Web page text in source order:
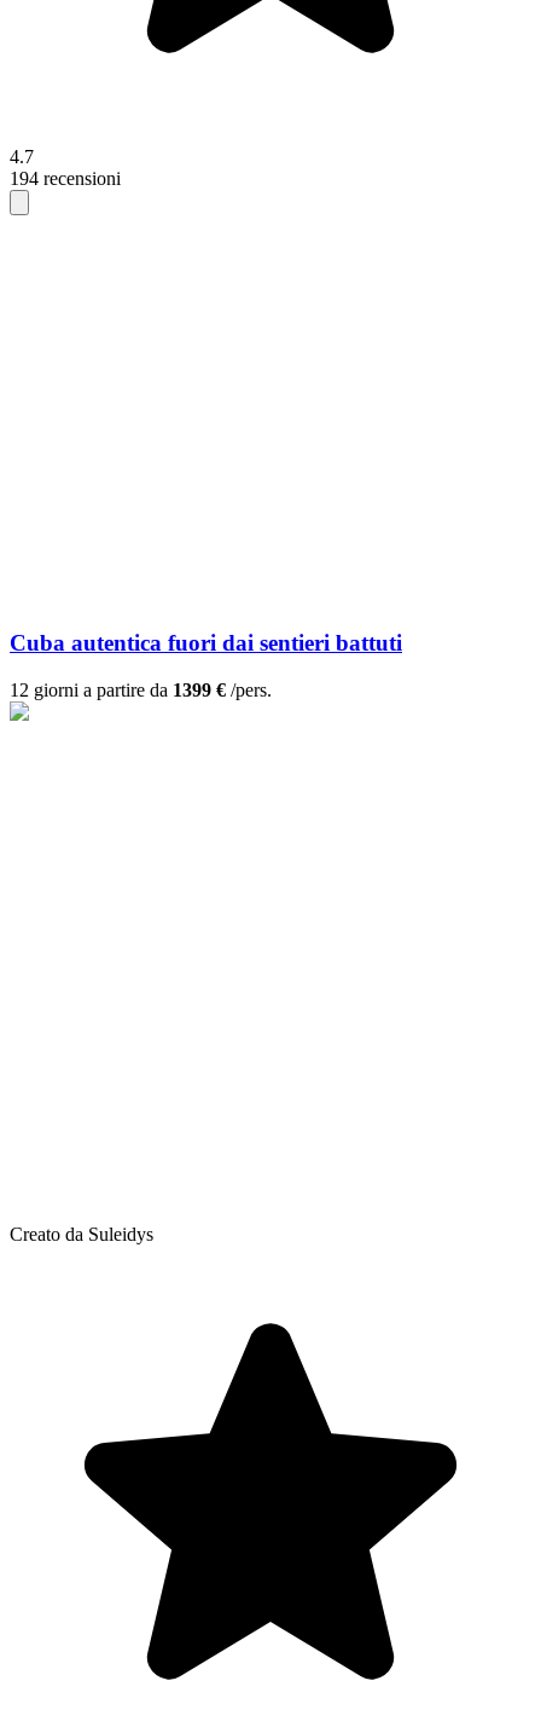
4.7
194 recensioni
Cuba autentica fuori dai sentieri battuti
12 giorni a partire da 1399 € /pers.
Creato da Suleidys